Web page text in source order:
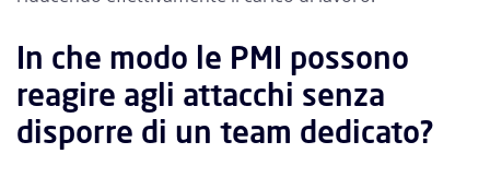
In che modo le PMI possono
reagire agli attacchi senza
disporre di un team dedicato?